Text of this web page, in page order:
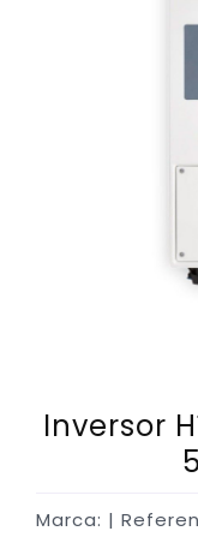
Inversor
Marca: |